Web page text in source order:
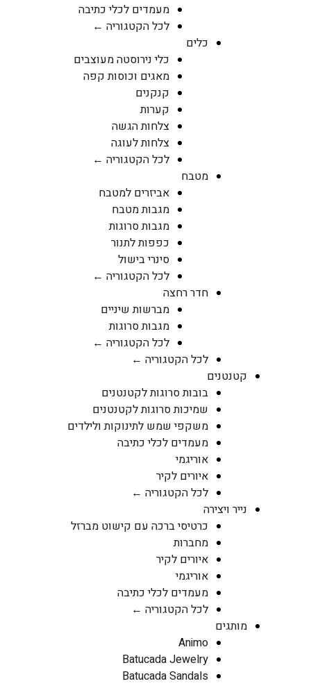
מעמדים לכלי כתיבה
לכל הקטגוריה ←
כלים
כלי נירוסטה מעוצבים
מאגים וכוסות קפה
קנקנים
קערות
צלחות הגשה
צלחות לעוגה
לכל הקטגוריה ←
מטבח
אביזרים למטבח
מגבות מטבח
מגבות סרוגות
כפפות לתנור
סינרי בישול
לכל הקטגוריה ←
חדר רחצה
מברשות שיניים
מגבות סרוגות
לכל הקטגוריה ←
לכל הקטגוריה ←
קטנטנים
בובות סרוגות לקטנטנים
שמיכות סרוגות לקטנטנים
משקפי שמש לתינוקות ולילדים
מעמדים לכלי כתיבה
אוריגמי
איורים לקיר
לכל הקטגוריה ←
נייר ויצירה
כרטיסי ברכה עם קישוט מברזל
מחברות
איורים לקיר
אוריגמי
מעמדים לכלי כתיבה
לכל הקטגוריה ←
מותגים
Animo
Batucada Jewelry
Batucada Sandals